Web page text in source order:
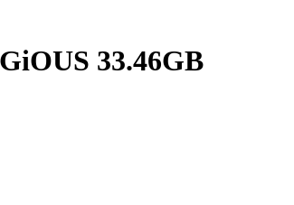
33.46GB